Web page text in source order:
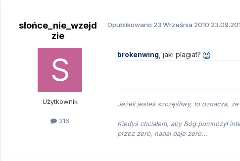
słońce_nie_wzejd
zie
Użytkownik
316
Opublikowano 23 Września 2010
brokenwing , jaki plagiat?
Jeżeli jesteś szczęśliwy, to oznacza,
Kiedyś chciałem, aby Bóg pomnożył
przez zero, nadal daje zero...